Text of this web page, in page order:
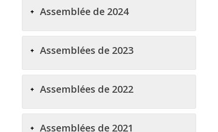
Assemblée de 2024
Assemblées de 2023
Assemblées de 2022
Assemblées de 2021